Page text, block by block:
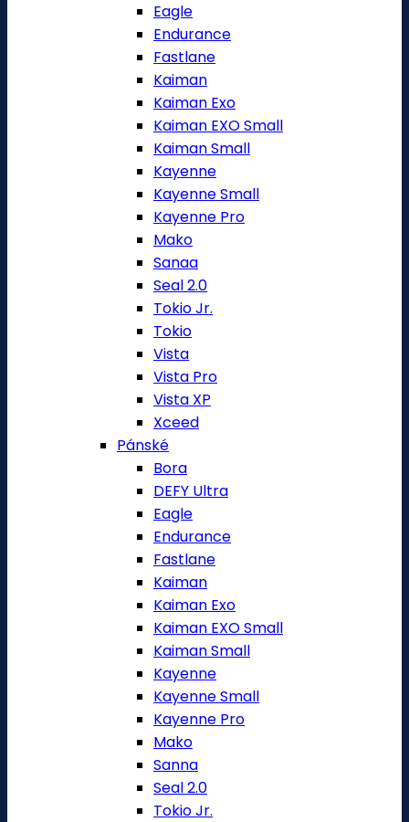
Eagle
Endurance
Fastlane
Kaiman
Kaiman Exo
Kaiman EXO Small
Kaiman Small
Kayenne
Kayenne Small
Kayenne Pro
Mako
Sanaa
Seal 2.0
Tokio Jr.
Tokio
Vista
Vista Pro
Vista XP
Xceed
Pánské
Bora
DEFY Ultra
Eagle
Endurance
Fastlane
Kaiman
Kaiman Exo
Kaiman EXO Small
Kaiman Small
Kayenne
Kayenne Small
Kayenne Pro
Mako
Sanna
Seal 2.0
Tokio Jr.